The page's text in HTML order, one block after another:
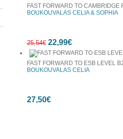
FAST FORWARD TO CAMBRIDGE
BOUKOUVALAS CELIA & SOPHIA
25,54€ 22,99€
FAST FORWARD TO ESB LEVEL
BOUKOUVALAS CELIA
27,50€